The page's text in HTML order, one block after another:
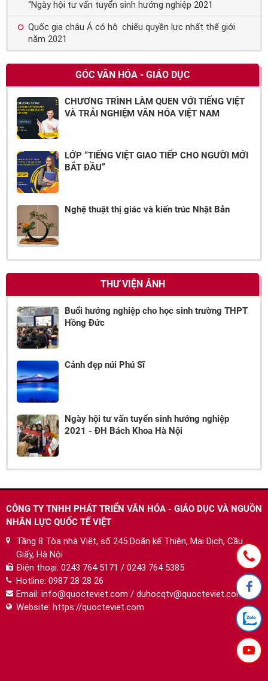
“Ngày hội tư vấn tuyển sinh hướng nghiệp 2021
Quốc gia châu Á có hộ chiếu quyền lực nhất thế giới
năm 2021
GÓC VĂN HÓA - GIÁO DỤC
CHƯƠNG TRÌNH LÀM QUEN VỚI TIẾNG VIỆT
VÀ TRẢI NGHIỆM VĂN HÓA VIỆT NAM
LỚP “TIẾNG VIỆT GIAO TIẾP CHO NGƯỜI MỚI
BẮT ĐẦU”
Nghệ thuật thị giác và kiến trúc Nhật Bản
THƯ VIỆN ẢNH
Buổi hướng nghiệp cho học sinh trường THPT
Hồng Đức
Cảnh đẹp núi Phú Sĩ
Ngày hội tư vấn tuyển sinh hướng nghiệp
2021 - ĐH Bách Khoa Hà Nội
CÔNG TY TNHH PHÁT TRIỂN VĂN HÓA - GIÁO DỤC VÀ NGUỒN
NHÂN LỰC QUỐC TẾ VIỆT
Tầng 8 Tòa nhà Việt, số 245 Doãn kế Thiện, Mai Dịch, Cầu
Giấy, Hà Nội
Điện thoại: 0243 764 5171 / 0243 764 5385
Hotline: 0987 28 28 26
Email: info@quocteviet.com / duhocqtv@quocteviet.com
Website: https://quocteviet.com